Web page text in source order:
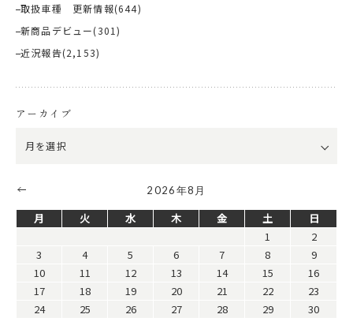
取扱車種 更新情報(644)
新商品デビュー(301)
近況報告(2,153)
アーカイブ
2026年8月
月 火 水 木 金 土
日
1
2
3
4 5 6 7 8
9
10
11 12 13 14 15
16
17
18 19 20 21 22
23
24
25 26 27 28 29
30